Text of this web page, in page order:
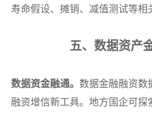
寿命假设、摊销、减值测试等相
五、数据资产
数据资金融通。 数据金融融资数
融资增信新工具。地方国企可探